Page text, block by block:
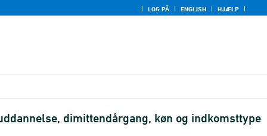
LOG PÅ ENGLISH HJÆLP
dimittendårgang, køn og indkomsttype